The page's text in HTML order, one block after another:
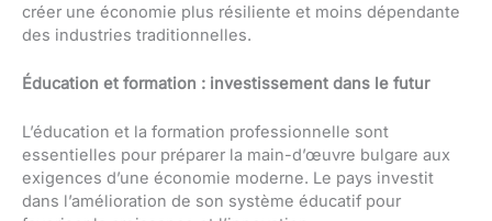
créer une économie plus résiliente et moins dépendante
des industries traditionnelles.
Éducation et formation : investissement dans le futur
L’éducation et la formation professionnelle sont
essentielles pour préparer la main-d’œuvre bulgare aux
exigences d’une économie moderne. Le pays investit
dans l’amélioration de son système éducatif pour